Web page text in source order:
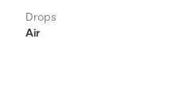
Drops
Air